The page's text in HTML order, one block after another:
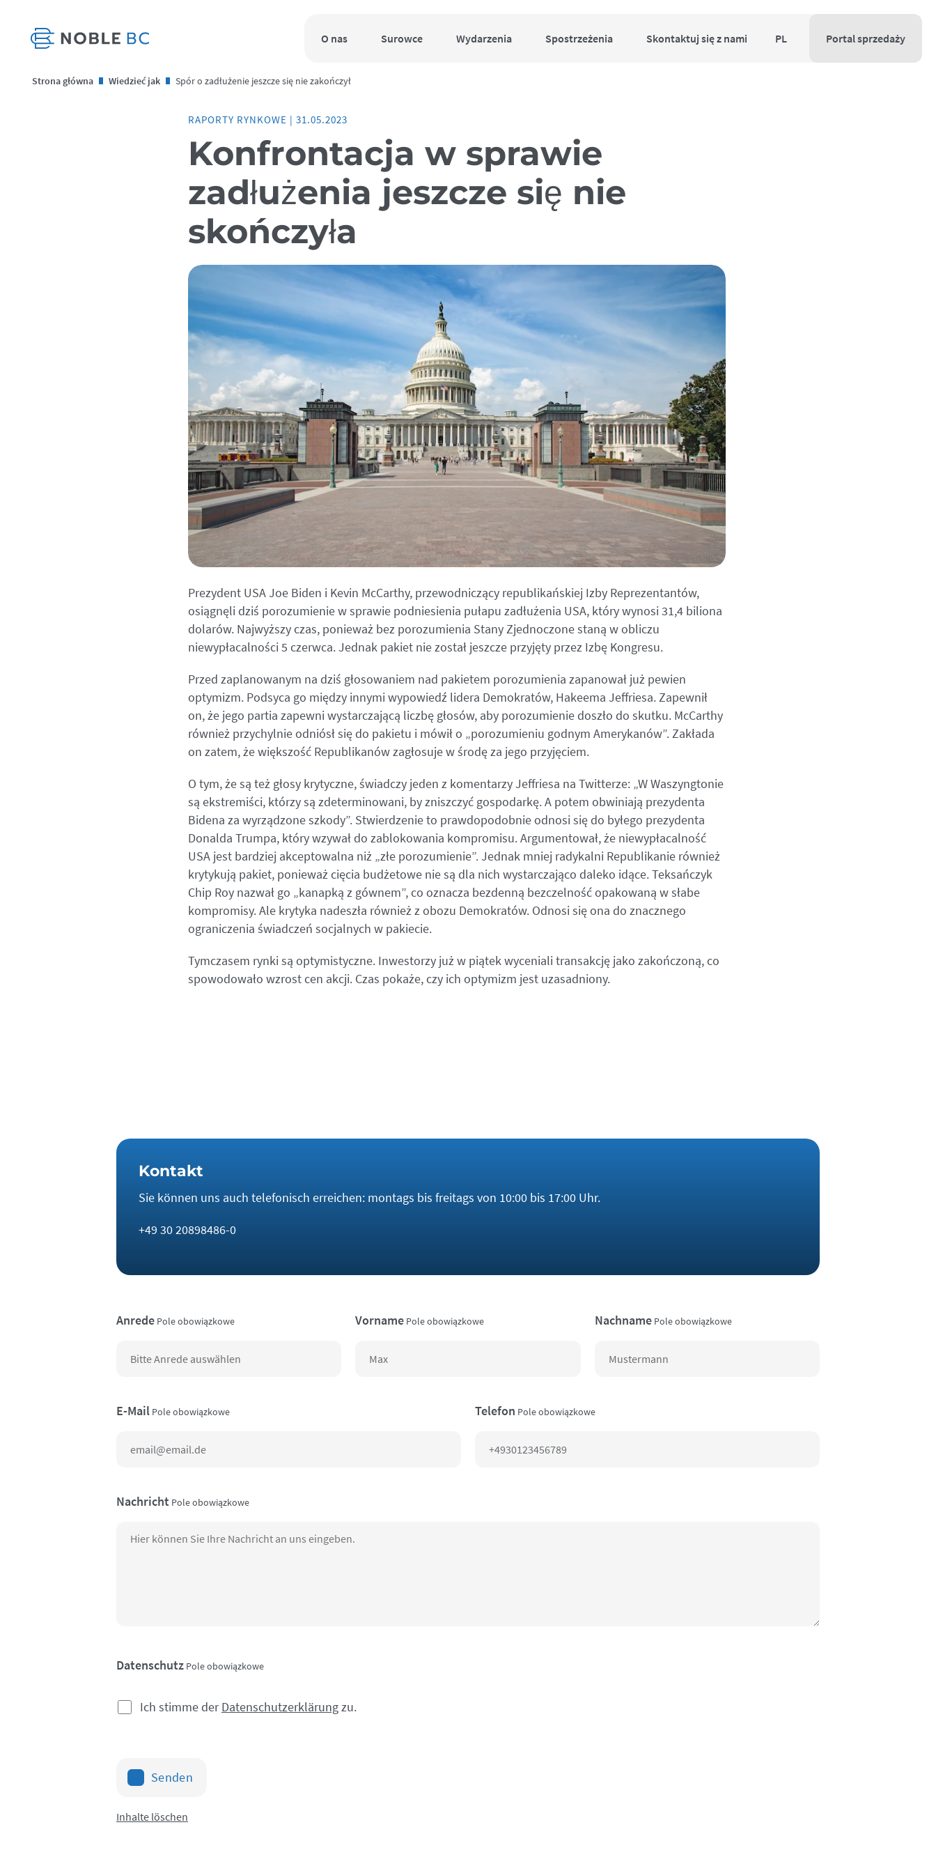
O nas Surowce Wydarzenia Spostrzeżenia Skontaktuj się z nami PL Portal sprzedaży
Strona główna Wiedzieć jak Spór o zadłużenie jeszcze się nie zakończył
RAPORTY RYNKOWE | 31.05.2023
Konfrontacja w sprawie
zadłużenia jeszcze się nie
skończyła
Prezydent USA Joe Biden i Kevin McCarthy, przewodniczący republikańskiej Izby Reprezentantów,
osiągnęli dziś porozumienie w sprawie podniesienia pułapu zadłużenia USA, który wynosi 31,4 biliona
dolarów. Najwyższy czas, ponieważ bez porozumienia Stany Zjednoczone staną w obliczu
niewypłacalności 5 czerwca. Jednak pakiet nie został jeszcze przyjęty przez Izbę Kongresu.
Przed zaplanowanym na dziś głosowaniem nad pakietem porozumienia zapanował już pewien
optymizm. Podsyca go między innymi wypowiedź lidera Demokratów, Hakeema Jeffriesa. Zapewnił
on, że jego partia zapewni wystarczającą liczbę głosów, aby porozumienie doszło do skutku. McCarthy
również przychylnie odniósł się do pakietu i mówił o „porozumieniu godnym Amerykanów”. Zakłada
on zatem, że większość Republikanów zagłosuje w środę za jego przyjęciem.
O tym, że są też głosy krytyczne, świadczy jeden z komentarzy Jeffriesa na Twitterze: „W Waszyngtonie
są ekstremiści, którzy są zdeterminowani, by zniszczyć gospodarkę. A potem obwiniają prezydenta
Bidena za wyrządzone szkody”. Stwierdzenie to prawdopodobnie odnosi się do byłego prezydenta
Donalda Trumpa, który wzywał do zablokowania kompromisu. Argumentował, że niewypłacalność
USA jest bardziej akceptowalna niż „złe porozumienie”. Jednak mniej radykalni Republikanie również
krytykują pakiet, ponieważ cięcia budżetowe nie są dla nich wystarczająco daleko idące. Teksańczyk
Chip Roy nazwał go „kanapką z gównem”, co oznacza bezdenną bezczelność opakowaną w słabe
kompromisy. Ale krytyka nadeszła również z obozu Demokratów. Odnosi się ona do znacznego
ograniczenia świadczeń socjalnych w pakiecie.
Tymczasem rynki są optymistyczne. Inwestorzy już w piątek wyceniali transakcję jako zakończoną, co
spowodowało wzrost cen akcji. Czas pokaże, czy ich optymizm jest uzasadniony.
Kontakt
Sie können uns auch telefonisch erreichen: montags bis freitags von 10:00 bis 17:00 Uhr.
+49 30 20898486-0
Anrede Pole obowiązkowe Vorname Pole obowiązkowe Nachname Pole obowiązkowe
E-Mail Pole obowiązkowe Telefon Pole obowiązkowe
Nachricht Pole obowiązkowe
Datenschutz Pole obowiązkowe
Ich stimme derDatenschutzerklärungzu.
Senden
Inhalte löschen